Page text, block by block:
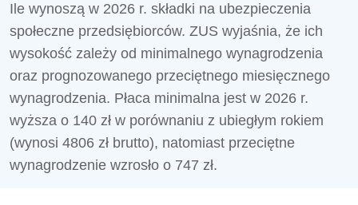
Ile wynoszą w 2026 r. składki na ubezpieczenia
społeczne przedsiębiorców. ZUS wyjaśnia, że ich
wysokość zależy od minimalnego wynagrodzenia
oraz prognozowanego przeciętnego miesięcznego
wynagrodzenia. Płaca minimalna jest w 2026 r.
wyższa o 140 zł w porównaniu z ubiegłym rokiem
(wynosi 4806 zł brutto), natomiast przeciętne
wynagrodzenie wzrosło o 747 zł.